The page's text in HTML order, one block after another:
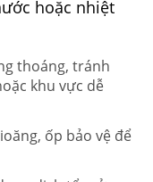
hoặc nhiệt
thoáng, tránh
khu vực dễ
ốp bảo vệ để